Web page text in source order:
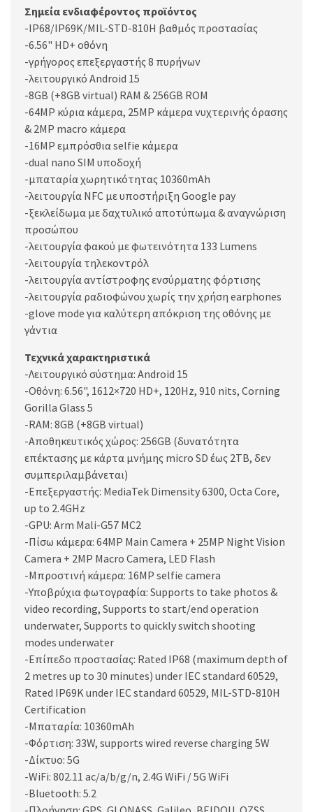
Σημεία ενδιαφέροντος προϊόντος
-IP68/IP69K/MIL-STD-810H βαθμός προστασίας
-6.56" HD+ οθόνη
-γρήγορος επεξεργαστής 8 πυρήνων
-λειτουργικό Android 15
-8GB (+8GB virtual) RAM & 256GB ROM
-64MP κύρια κάμερα, 25MP κάμερα νυχτερινής όρασης
& 2MP macro κάμερα
-16MP εμπρόσθια selfie κάμερα
-dual nano SIM υποδοχή
-μπαταρία χωρητικότητας 10360mAh
-λειτουργία NFC με υποστήριξη Google pay
-ξεκλείδωμα με δαχτυλικό αποτύπωμα & αναγνώριση
προσώπου
-λειτουργία φακού με φωτεινότητα 133 Lumens
-λειτουργία τηλεκοντρόλ
-λειτουργία αντίστροφης ενσύρματης φόρτισης
-λειτουργία ραδιοφώνου χωρίς την χρήση earphones
-glove mode για καλύτερη απόκριση της οθόνης με
γάντια
Τεχνικά χαρακτηριστικά
-Λειτουργικό σύστημα: Android 15
-Οθόνη: 6.56", 1612×720 HD+, 120Hz, 910 nits, Corning
Gorilla Glass 5
-RAM: 8GB (+8GB virtual)
-Αποθηκευτικός χώρος: 256GB (δυνατότητα
επέκτασης με κάρτα μνήμης micro SD έως 2TB, δεν
συμπεριλαμβάνεται)
-Επεξεργαστής: MediaTek Dimensity 6300, Octa Core,
up to 2.4GHz
-GPU: Arm Mali-G57 MC2
-Πίσω κάμερα: 64MP Main Camera + 25MP Night Vision
Camera + 2MP Macro Camera, LED Flash
-Μπροστινή κάμερα: 16MP selfie camera
-Υποβρύχια φωτογραφία: Supports to take photos &
video recording, Supports to start/end operation
underwater, Supports to quickly switch shooting
modes underwater
-Επίπεδο προστασίας: Rated IP68 (maximum depth of
2 metres up to 30 minutes) under IEC standard 60529,
Rated IP69K under IEC standard 60529, MIL-STD-810H
Certification
-Μπαταρία: 10360mAh
-Φόρτιση: 33W, supports wired reverse charging 5W
-Δίκτυο: 5G
-WiFi: 802.11 ac/a/b/g/n, 2.4G WiFi / 5G WiFi
-Bluetooth: 5.2